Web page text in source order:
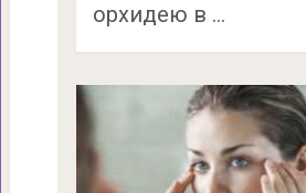
орхидею в …